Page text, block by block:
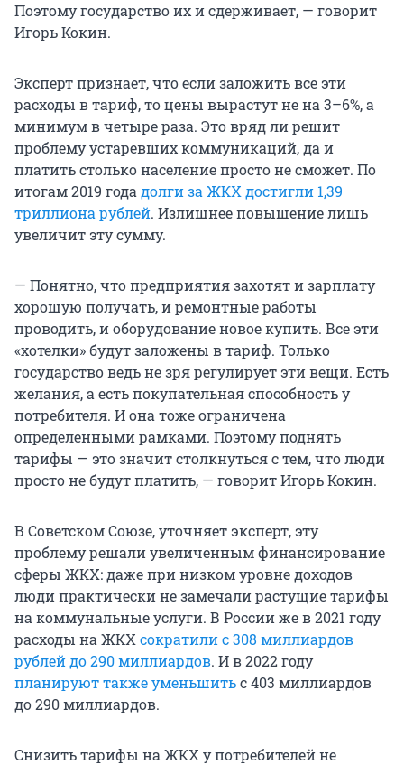
Поэтому государство их и сдерживает, — говорит
Игорь Кокин.
Эксперт признает, что если заложить все эти
расходы в тариф, то цены вырастут не на 3–6%, а
минимум в четыре раза. Это вряд ли решит
проблему устаревших коммуникаций, да и
платить столько население просто не сможет. По
итогам 2019 годадолги за ЖКХ достигли 1,39
триллиона рублей. Излишнее повышение лишь
увеличит эту сумму.
— Понятно, что предприятия захотят и зарплату
хорошую получать, и ремонтные работы
проводить, и оборудование новое купить. Все эти
«хотелки» будут заложены в тариф. Только
государство ведь не зря регулирует эти вещи. Есть
желания, а есть покупательная способность у
потребителя. И она тоже ограничена
определенными рамками. Поэтому поднять
тарифы — это значит столкнуться с тем, что люди
просто не будут платить, — говорит Игорь Кокин.
В Советском Союзе, уточняет эксперт, эту
проблему решали увеличенным финансирование
сферы ЖКХ: даже при низком уровне доходов
люди практически не замечали растущие тарифы
на коммунальные услуги. В России же в 2021 году
расходы на ЖКХсократили с 308 миллиардов
рублей до 290 миллиардов. И в 2022 году
планируют также уменьшитьс 403 миллиардов
до 290 миллиардов.
Снизить тарифы на ЖКХ у потребителей не